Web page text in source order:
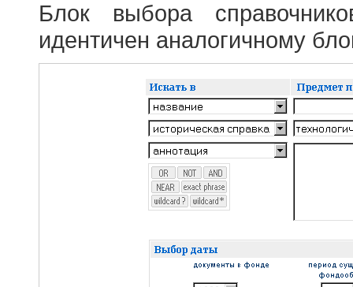
Блок выбора
идентичен аналогичному